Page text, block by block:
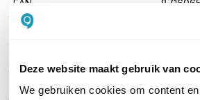
Deze website maakt gebruik van
We gebruiken cookies om content
EAN
Kabel lengte
Kleur Rood